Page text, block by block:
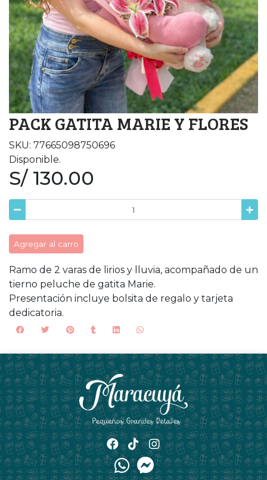
PACK GATITA MARIE Y FLORES
SKU: 77665098750696
Disponible.
S/ 130.00
Agregar al carro
Ramo de 2 varas de lirios y lluvia, acompañado de un
tierno peluche de gatita Marie.
Presentación incluye bolsita de regalo y tarjeta
dedicatoria.